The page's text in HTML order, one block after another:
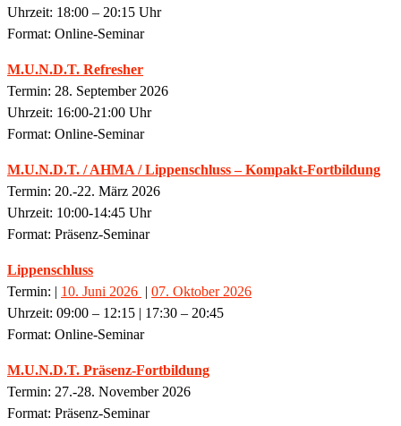
Uhrzeit: 18:00 – 20:15 Uhr
Format: Online-Seminar
M.U.N.D.T. Refresher
Termin: 28. September 2026
Uhrzeit: 16:00-21:00 Uhr
Format: Online-Seminar
M.U.N.D.T. / AHMA / Lippenschluss – Kompakt-Fortbildung
Termin: 20.-22. März 2026
Uhrzeit: 10:00-14:45 Uhr
Format: Präsenz-Seminar
Lippenschluss
Termin: | 10. Juni 2026 | 07. Oktober 2026
Uhrzeit: 09:00 – 12:15 | 17:30 – 20:45
Format: Online-Seminar
M.U.N.D.T. Präsenz-Fortbildung
Termin: 27.-28. November 2026
Format: Präsenz-Seminar